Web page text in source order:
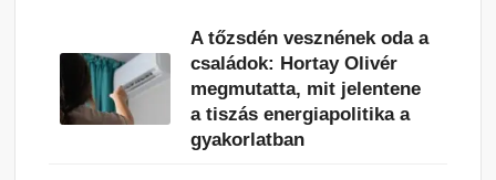
A tőzsdén vesznének oda a
családok: Hortay Olivér
megmutatta, mit jelentene
a tiszás energiapolitika a
gyakorlatban